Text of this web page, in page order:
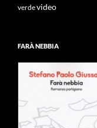
verdevideo
FARÀ NEBBIA